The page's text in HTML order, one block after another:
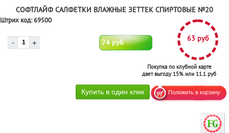
СОФТЛАЙФ САЛФЕТКИ ВЛАЖНЫЕ ЗЕТТЕК СПИРТОВЫЕ №20
Штрих код:69500
74 руб 63 руб
Покупка по клубной карте
дает выгоду 15% или 11.1 руб